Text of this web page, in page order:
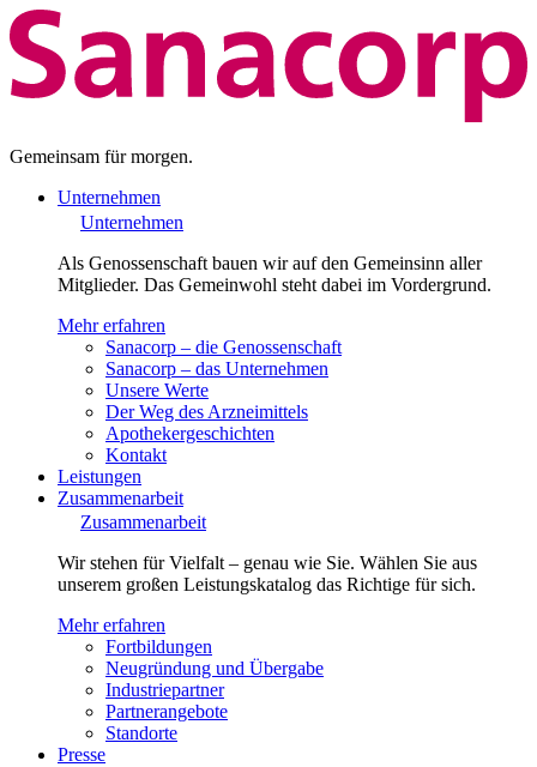
Gemeinsam für morgen.
Unternehmen
Unternehmen
Als Genossenschaft bauen wir auf den Gemeinsinn aller
Mitglieder. Das Gemeinwohl steht dabei im Vordergrund.
Mehr erfahren
Sanacorp – die Genossenschaft
Sanacorp – das Unternehmen
Unsere Werte
Der Weg des Arzneimittels
Apothekergeschichten
Kontakt
Leistungen
Zusammenarbeit
Zusammenarbeit
Wir stehen für Vielfalt – genau wie Sie. Wählen Sie aus
unserem großen Leistungskatalog das Richtige für sich.
Mehr erfahren
Fortbildungen
Neugründung und Übergabe
Industriepartner
Partnerangebote
Standorte
Presse